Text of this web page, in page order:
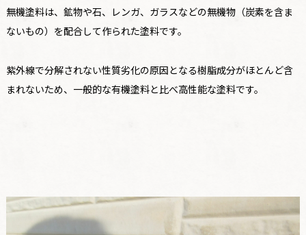
無機塗料は、鉱物や石、レンガ、ガラスなどの無機物（炭素を含ま
ないもの）を配合して作られた塗料です。
紫外線で分解されない性質劣化の原因となる樹脂成分がほとんど含
まれないため、一般的な有機塗料と比べ高性能な塗料です。